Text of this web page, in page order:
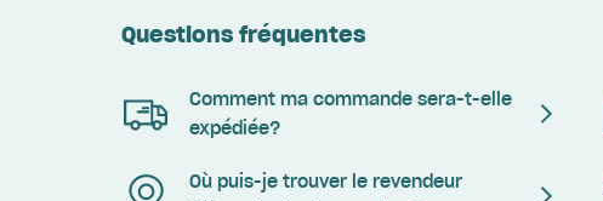
Questions fréquentes
Comment ma commande sera-t-elle
expédiée?
Où puis-je trouver le revendeur